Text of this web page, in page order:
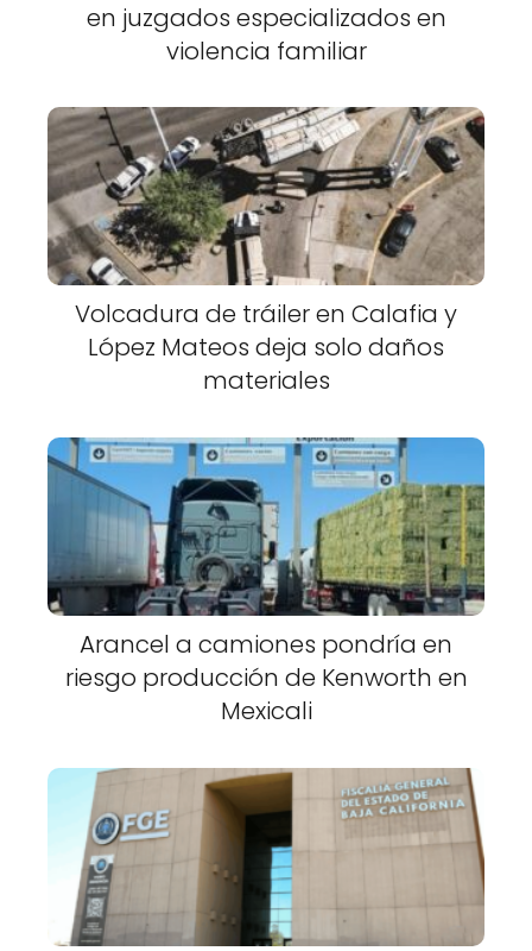
en juzgados especializados en
violencia familiar
Volcadura de tráiler en Calafia y
López Mateos deja solo daños
materiales
Arancel a camiones pondría en
riesgo producción de Kenworth en
Mexicali